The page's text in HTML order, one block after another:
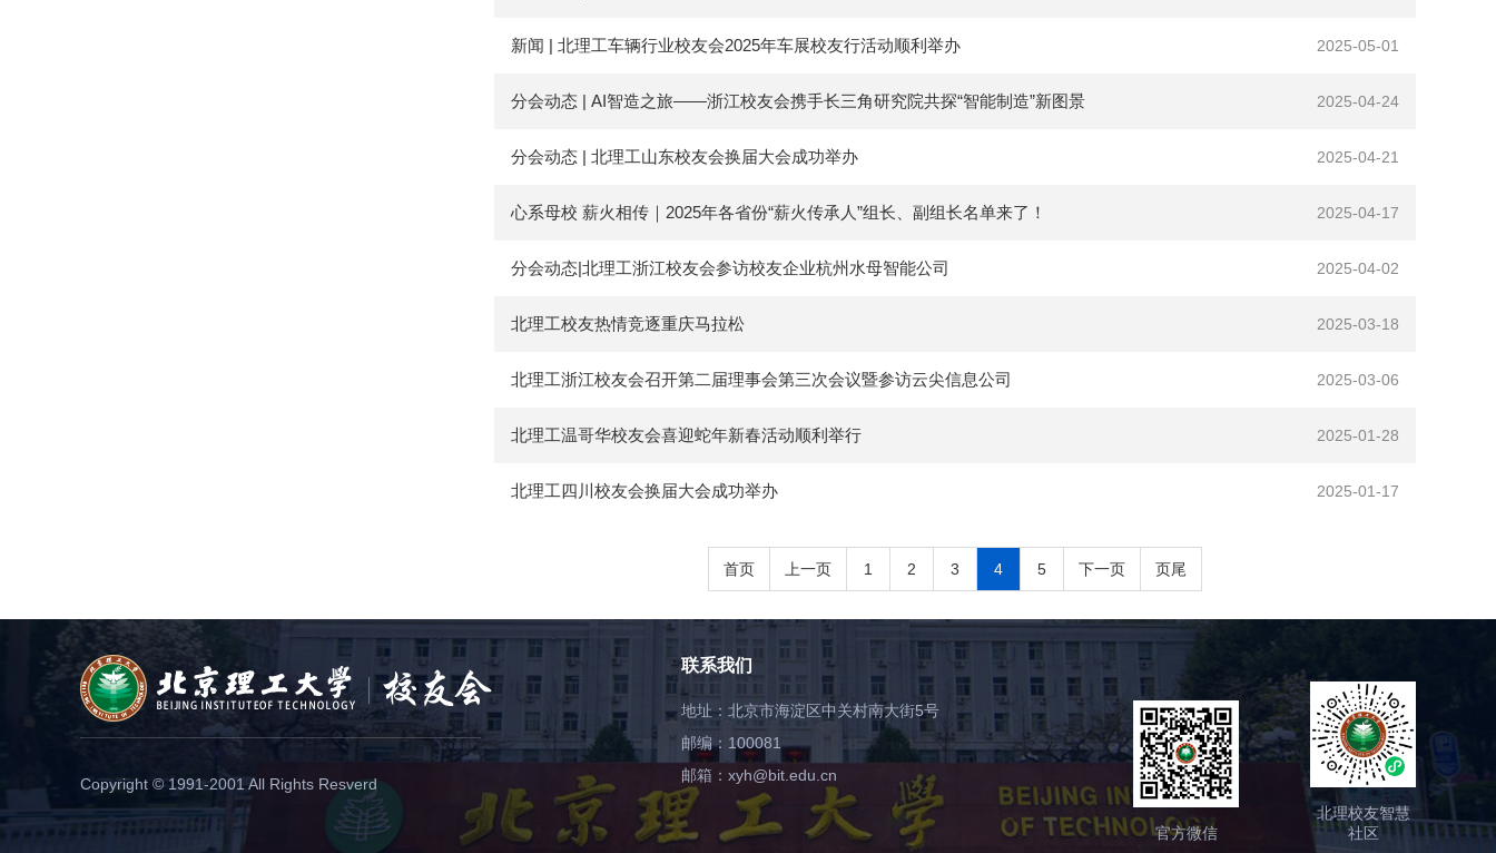
2025-05-01
新闻 | 北理工车辆行业校友会2025年车展校友行活动顺利举办
2025-04-24
分会动态 | AI智造之旅——浙江校友会携手长三角研究院共探“智能制造”新图景
2025-04-21
分会动态 | 北理工山东校友会换届大会成功举办
2025-04-17
心系母校 薪火相传｜2025年各省份“薪火传承人”组长、副组长名单来了！
2025-04-02
分会动态|北理工浙江校友会参访校友企业杭州水母智能公司
2025-03-18
北理工校友热情竞逐重庆马拉松
2025-03-06
北理工浙江校友会召开第二届理事会第三次会议暨参访云尖信息公司
2025-01-28
北理工温哥华校友会喜迎蛇年新春活动顺利举行
2025-01-17
北理工四川校友会换届大会成功举办
首页 上一页 1 2 3 4 5 下一页 页尾
联系我们
地址：北京市海淀区中关村南大街5号
邮编：100081
邮箱：xyh@bit.edu.cn
官方微信
北理校友智慧
社区
Copyright © 1991-2001 All Rights Resverd